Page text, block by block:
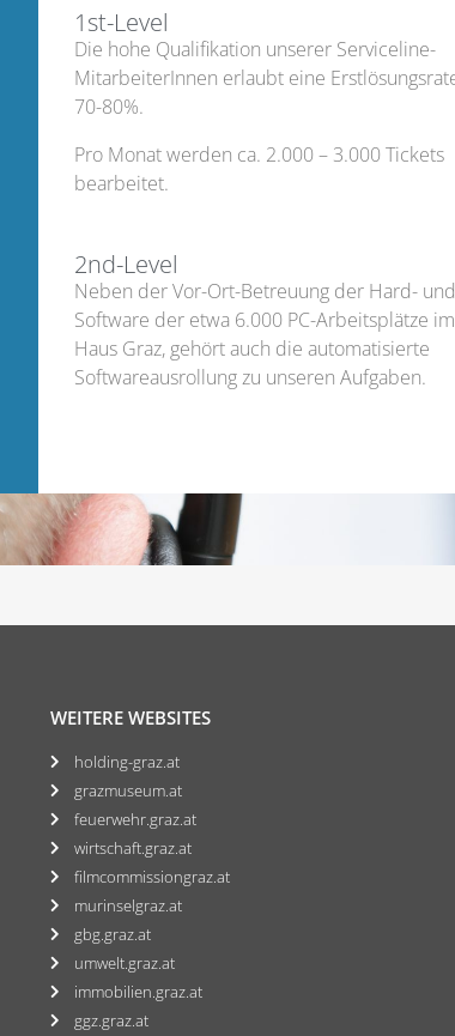
1st-Level
Die hohe Qualifikation unserer Serviceline-
MitarbeiterInnen erlaubt eine
70-80%.
Pro Monat werden ca. 2.000 – 3.000 Tickets
bearbeitet.
2nd-Level
Neben der Vor-Ort-Betreuung der Hard- und
Software der etwa 6.000 PC-Arbeitsplätze im
Haus Graz, gehört auch die automatisierte
Softwareausrollung zu unseren Aufgaben.
WEITERE WEBSITES
holding-graz.at
grazmuseum.at
feuerwehr.graz.at
wirtschaft.graz.at
filmcommissiongraz.at
murinselgraz.at
gbg.graz.at
umwelt.graz.at
immobilien.graz.at
ggz.graz.at